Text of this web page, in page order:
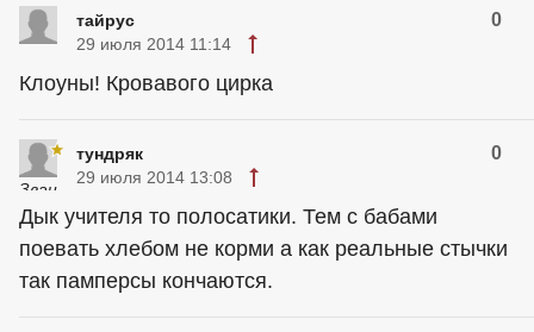
тайрус 0
29 июля 2014 11:14
Клоуны! Кровавого цирка
тундряк 0
29 июля 2014 13:08
Дык учителя то полосатики. Тем с бабами
поевать хлебом не корми а как реальные стычки
так памперсы кончаются.